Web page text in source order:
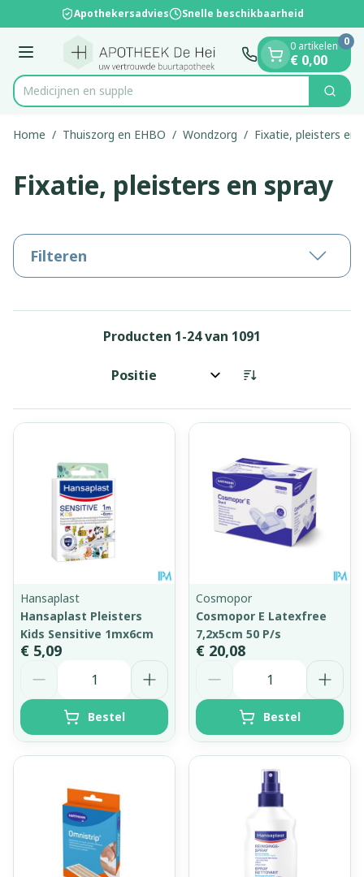
Ga naar de inhoud
1 van 1 Apothekersadvies Snelle beschikbaarheid
Menu
Product, merk, categorie... Zoek
0 artikelen
€ 0,00
0
Home / Thuiszorg en EHBO / Wondzorg / Fixatie, pleisters en
Fixatie, pleisters en spray
Filteren
Producten 1-24van 1091
Sorteer op:
Hansaplast
Hansaplast Pleisters
Kids Sensitive 1mx6cm
€ 5,09
Bestel
Cosmopor
Cosmopor E Latexfree
7,2x5cm 50 P/s
€ 20,08
Bestel